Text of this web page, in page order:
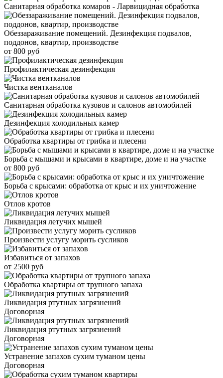
Санитарная обработка комаров - Ларвицидная обработка
Обеззараживание помещений. Дезинфекция подвалов,
поддонов, квартир, производстве
от 800 руб
Профилактическая дезинфекция
Чистка вентканалов
Санитарная обработка кузовов и салонов автомобилей
Дезинфекция холодильных камер
Обработка квартиры от грибка и плесени
Борьба с мышами и крысами в квартире, доме и на участке
от 800 руб
Борьба с крысами: обработка от крыс и их уничтожение
Отлов кротов
Ликвидация летучих мышей
Произвести услугу морить сусликов
Избавиться от запахов
от 2500 руб
Обработка квартиры от трупного запаха
Ликвидация ртутных загрязнений
Договорная
Ликвидация ртутных загрязнений
Договорная
Устранение запахов сухим туманом цены
Договорная